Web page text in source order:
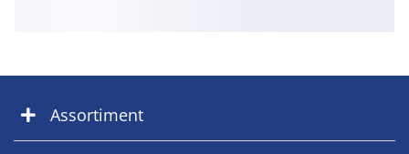
Assortiment